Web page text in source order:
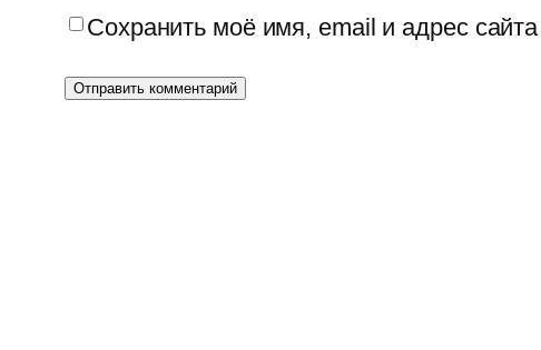
Сохранить моё имя, email и адрес